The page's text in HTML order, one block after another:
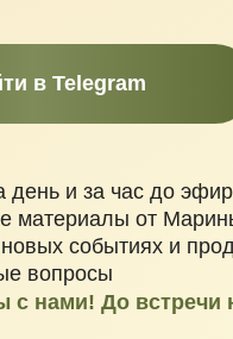
и за час до эфира
от Марины
До встречи на